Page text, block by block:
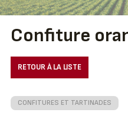
Confiture
RETOUR À LA LISTE
CONFITURES ET TARTINADES